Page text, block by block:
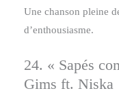
Une chanson pleine
d’enthousiasme.
24. « Sapés
Gims ft. Niska